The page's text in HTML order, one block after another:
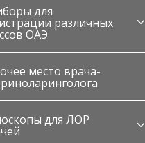
для
различных
ОАЭ
место врача-
для ЛОР